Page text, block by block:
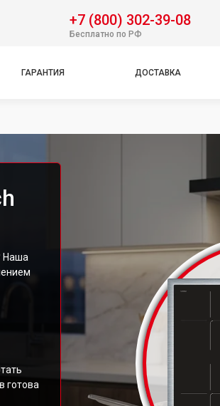
+7 (800) 302-39-08
Бесплатно по РФ
ГАРАНТИЯ ДОСТАВКА
Наша
готова